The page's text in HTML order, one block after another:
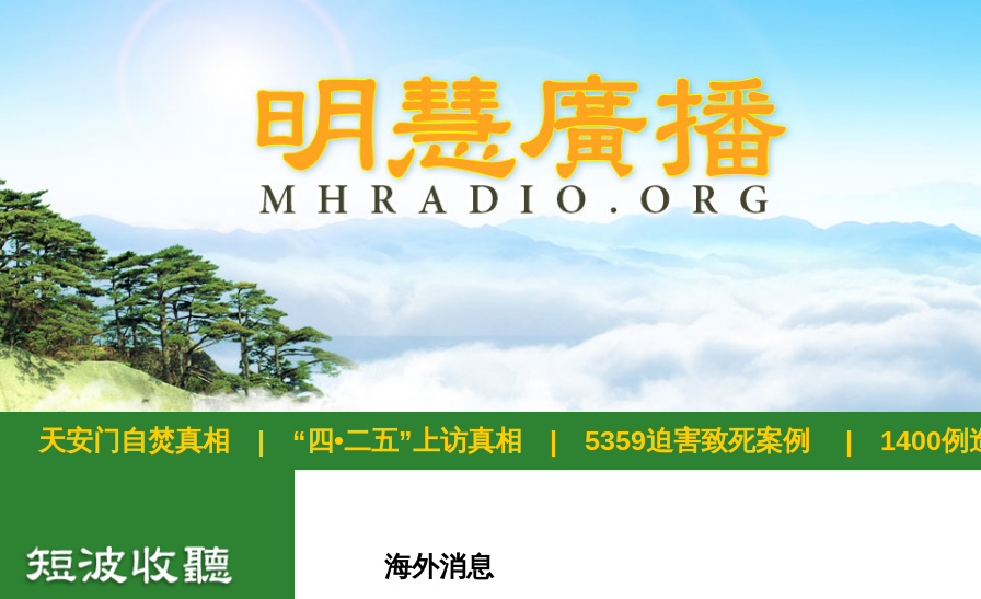
天安门自焚真相 | “四•二五”上访真相 | 5359迫害致死案例 | 1400例
海外消息